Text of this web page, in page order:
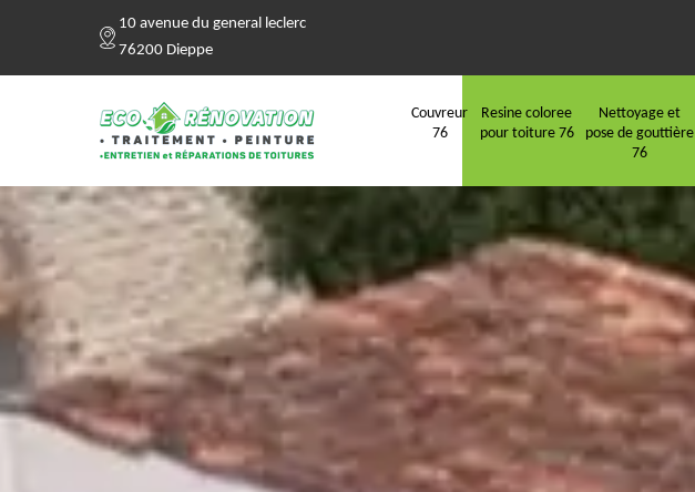
10 avenue du general leclerc
76200 Dieppe
Couvreur
76
Resine coloree
pour toiture 76
Nettoyage et
pose de gouttière
76